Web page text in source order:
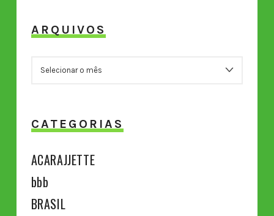
ARQUIVOS
CATEGORIAS
ACARAJJETTE
bbb
BRASIL